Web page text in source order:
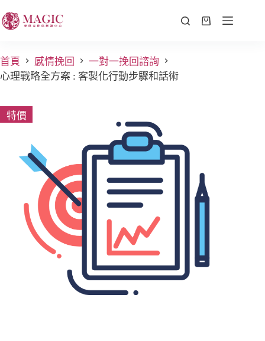
首頁 感情挽回
一對一挽回諮詢
心理戰略全方案 : 客製化行動步驟和話術
特價